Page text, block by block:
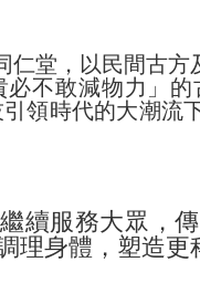
仁堂，以民間古
必不敢減物力」
領時代的大潮流
續服務大眾，
理身體，塑造更